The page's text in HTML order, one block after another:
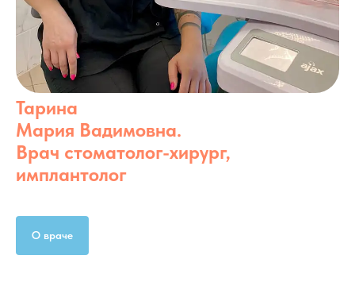
Тарина
Мария Вадимовна.
Врач стоматолог-хирург,
имплантолог
О враче